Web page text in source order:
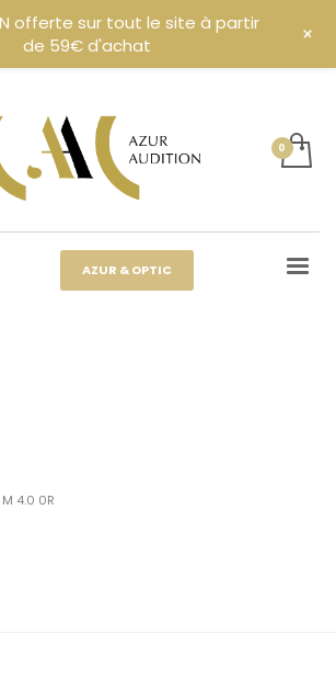
AZUR & OPTIC
M 4.0 0R
offerte sur tout le site à partir
de 59€ d'achat
+